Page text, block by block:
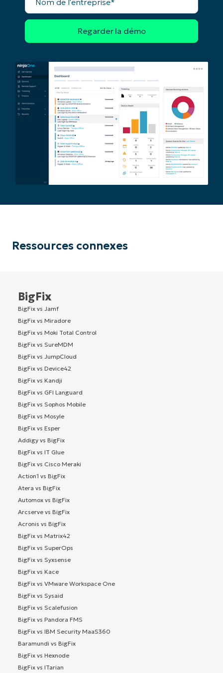
l'entreprise*
Ressources connexes
BigFix
BigFix vs Jamf
BigFix vs Miradore
BigFix vs Moki Total Control
BigFix vs SureMDM
BigFix vs JumpCloud
BigFix vs Device42
BigFix vs Kandji
BigFix vs GFI Languard
BigFix vs Sophos Mobile
BigFix vs Mosyle
BigFix vs Esper
Addigy vs BigFix
BigFix vs IT Glue
BigFix vs Cisco Meraki
Action1 vs BigFix
Atera vs BigFix
Automox vs BigFix
Arcserve vs BigFix
Acronis vs BigFix
BigFix vs Matrix42
BigFix vs SuperOps
BigFix vs Syxsense
BigFix vs Kace
BigFix vs VMware Workspace One
BigFix vs Sysaid
BigFix vs Scalefusion
BigFix vs Pandora FMS
BigFix vs IBM Security MaaS360
Baramundi vs BigFix
BigFix vs Hexnode
BigFix vs ITarian